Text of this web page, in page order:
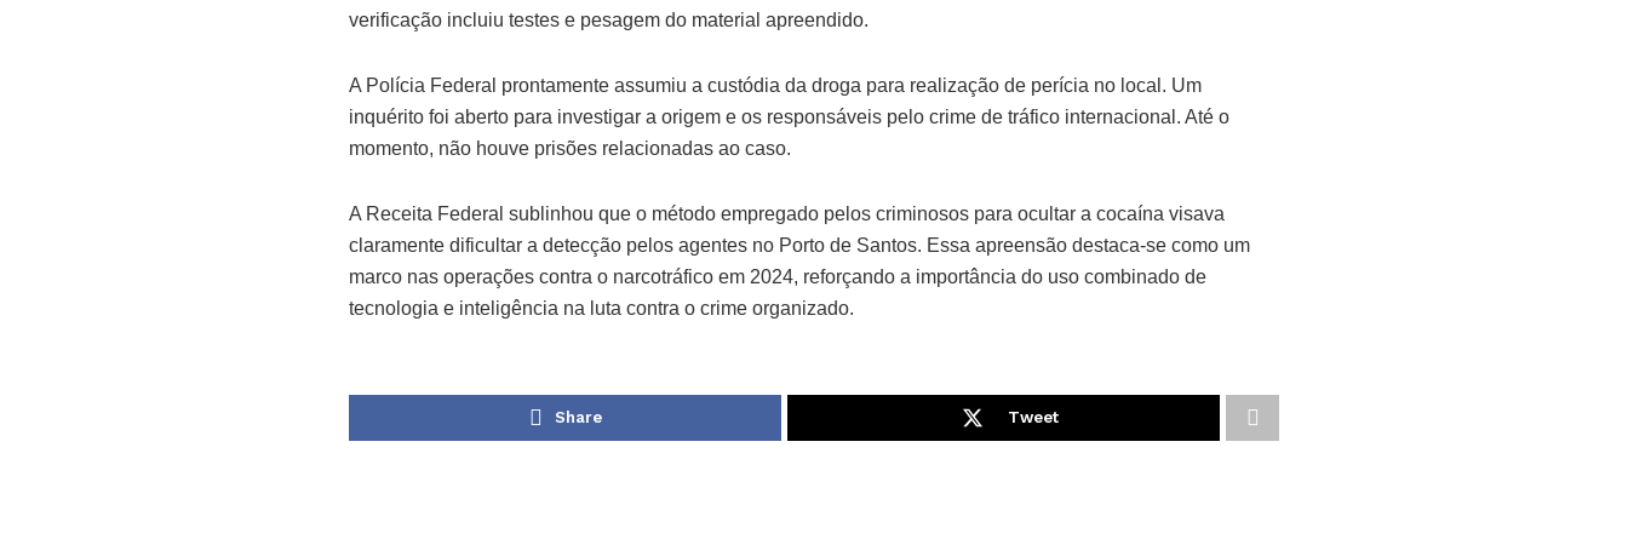
verificação incluiu testes e pesagem do material apreendido.
A Polícia Federal prontamente assumiu a custódia da droga para realização de perícia no local. Um
inquérito foi aberto para investigar a origem e os responsáveis pelo crime de tráfico internacional. Até o
momento, não houve prisões relacionadas ao caso.
A Receita Federal sublinhou que o método empregado pelos criminosos para ocultar a cocaína visava
claramente dificultar a detecção pelos agentes no Porto de Santos. Essa apreensão destaca-se como um
marco nas operações contra o narcotráfico em 2024, reforçando a importância do uso combinado de
tecnologia e inteligência na luta contra o crime organizado.
Share Tweet